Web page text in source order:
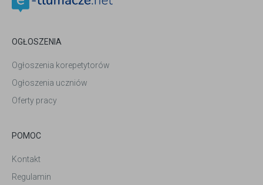
OGŁOSZENIA
Ogłoszenia korepetytorów
Ogłoszenia uczniów
Oferty pracy
POMOC
Kontakt
Regulamin